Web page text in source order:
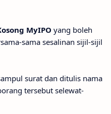
MyIPO yang boleh
sama sesalinan sijil-sijil
surat dan ditulis nama
tersebut selewat-